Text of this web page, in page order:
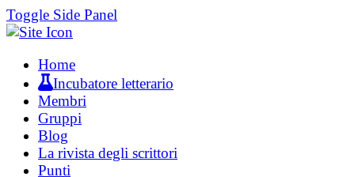
Toggle Side Panel
Home
Incubatore letterario
Membri
Gruppi
Blog
La rivista degli scrittori
Punti